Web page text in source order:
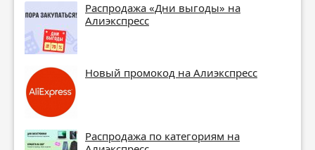
Распродажа «Дни выгоды» на
Алиэкспресс
Новый промокод на Алиэкспресс
Распродажа по категориям на